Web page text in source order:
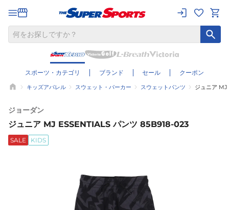
スポーツ・カテゴリ ブランド セール クーポン
キッズアパレル スウェット・パーカー スウェットパンツ ジュニア MJ
ジョーダン
ジュニア MJ ESSENTIALS パンツ 85B918-023
SALE KIDS